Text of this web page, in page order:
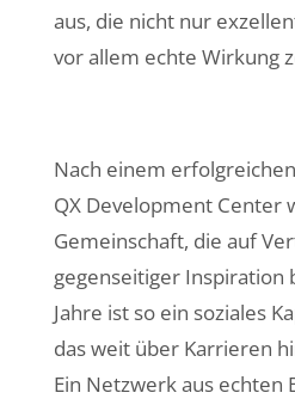
aus, die nicht nur
vor allem echte Wirkung
Nach einem
QX Development Center
Gemeinschaft, die auf
gegenseitiger Inspiration
Jahre ist so ein soziales
das weit über Karrieren
Ein Netzwerk aus echten